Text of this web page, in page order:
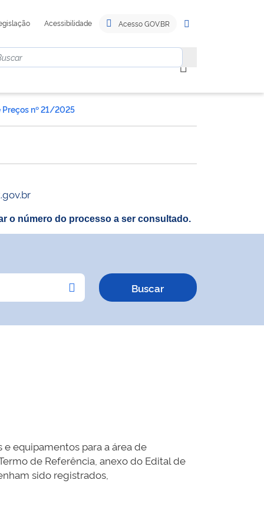
Acessibilidade Acesso GOV.BR
nº 21/2025
o número do processo a ser consultado.
equipamentos para a área de
de Referência, anexo do Edital de
sido registrados,